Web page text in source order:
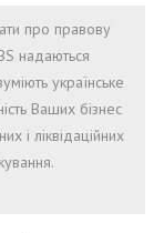
про правову
надаються
українське
Ваших бізнес
і ліквідаційних